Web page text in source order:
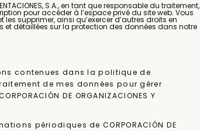
S.A., en tant que responsable du traitement,
pour accéder à l’espace privé du site web. Vous
supprimer, ainsi qu’exercer d’autres droits en
détaillées sur la protection des données dans notre
contenues dans la politique de
de mes données pour gérer
DE ORGANIZACIONES Y
périodiques de CORPORACIÓN DE